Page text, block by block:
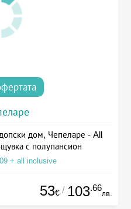
дом, Чепеларе - All
с полупансион
+ all inclusive
53€ / 103.66
лв.